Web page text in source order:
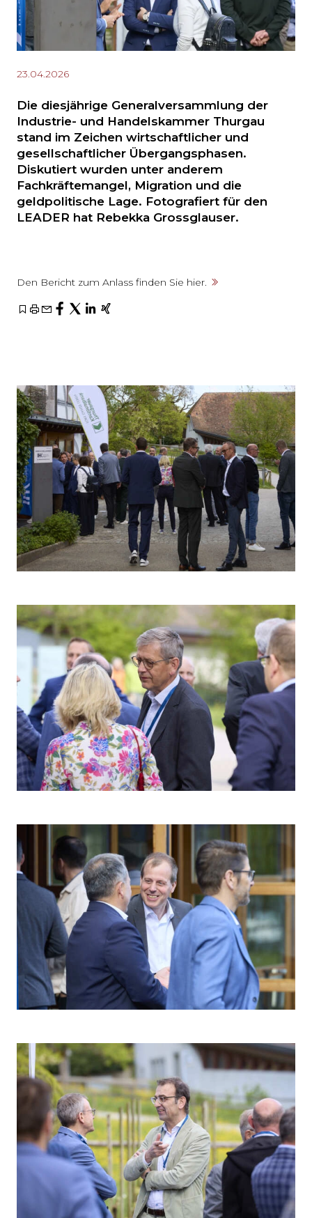
23.04.2026
Die diesjährige Generalversammlung der
Industrie- und Handelskammer Thurgau
stand im Zeichen wirtschaftlicher und
gesellschaftlicher Übergangsphasen.
Diskutiert wurden unter anderem
Fachkräftemangel, Migration und die
geldpolitische Lage. Fotografiert für den
LEADER hat Rebekka Grossglauser.
Den Bericht zum Anlass finden Sie hier.